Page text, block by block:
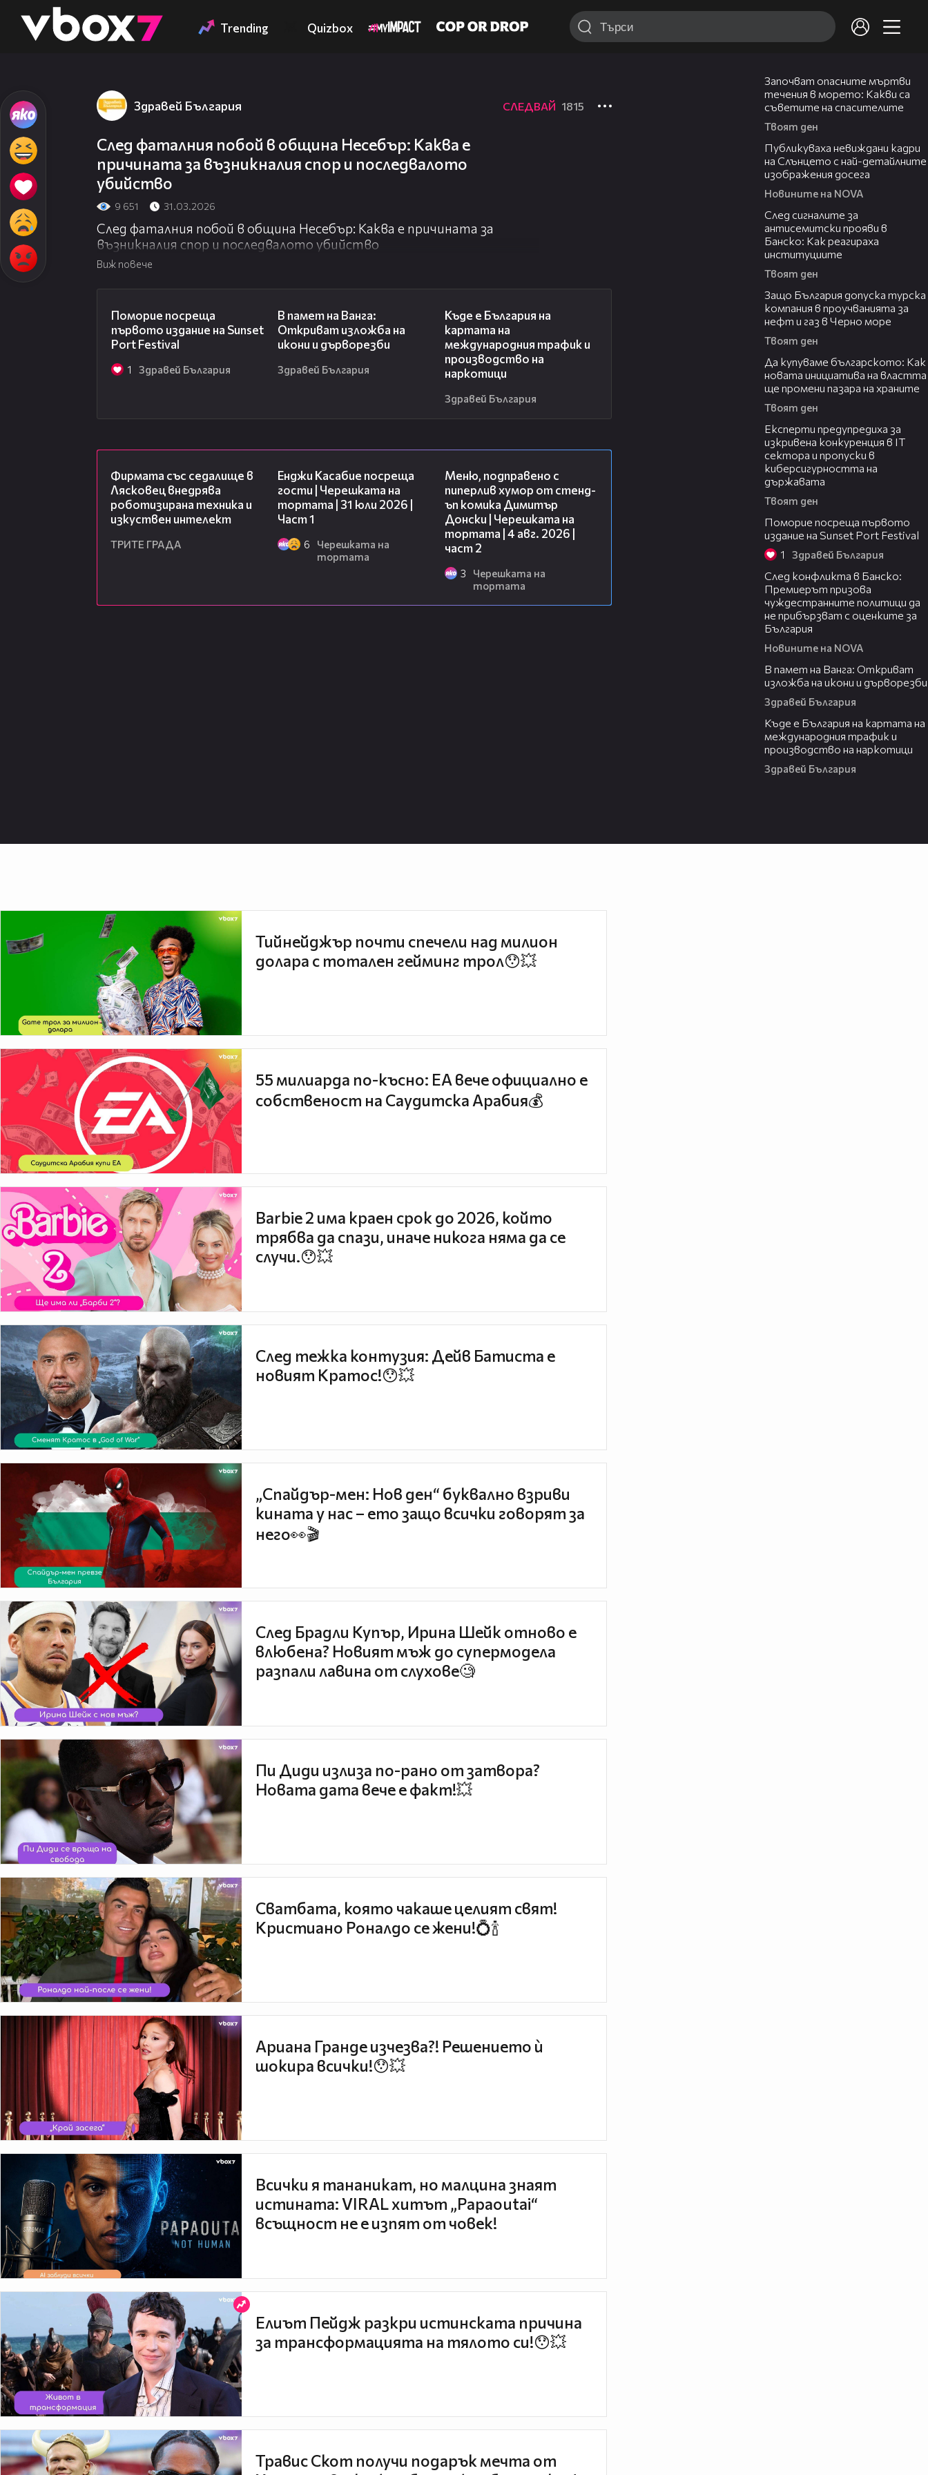
👾 Trending Quizbox
Здравей България СЛЕДВАЙ 1815
След фаталния побой в община Несебър: Каква е
причината за възникналия спор и последвалото
убийство
9 651 31.03.2026
След фаталния побой в община Несебър: Каква е причината за
възникналия спор и последвалото убийство
Виж повече
Поморие посреща
първото издание на Sunset
Port Festival
1 Здравей България
В памет на Ванга:
Откриват изложба на
икони и дърворезби
Здравей България
Къде е България на
картата на
международния трафик и
производство на
наркотици
Здравей България
Фирмата със седалище в
Лясковец внедрява
роботизирана техника и
изкуствен интелект
ТРИТЕ ГРАДА
Енджи Касабие посреща
гости | Черешката на
тортата | 31 юли 2026 |
Част 1
6
Черешката на
тортата
Меню, подправено с
пиперлив хумор от стенд-
ъп комика Димитър
Донски | Черешката на
тортата | 4 авг. 2026 |
част 2
3
Черешката на
тортата
Започват опасните мъртви
течения в морето: Какви са
съветите на спасителите
Твоят ден
Публикуваха невиждани кадри
на Слънцето с най-детайлните
изображения досега
Новините на NOVA
След сигналите за
антисемитски прояви в
Банско: Как реагираха
институциите
Твоят ден
Защо България допуска турска
компания в проучванията за
нефт и газ в Черно море
Твоят ден
Да купуваме българското: Как
новата инициатива на властта
ще промени пазара на храните
Твоят ден
Експерти предупредиха за
изкривена конкуренция в IT
сектора и пропуски в
киберсигурността на
държавата
Твоят ден
Поморие посреща първото
издание на Sunset Port Festival
1 Здравей България
След конфликта в Банско:
Премиерът призова
чуждестранните политици да
не прибързват с оценките за
България
Новините на NOVA
В памет на Ванга: Откриват
изложба на икони и дърворезби
Здравей България
Къде е България на картата на
международния трафик и
производство на наркотици
Здравей България
Тийнейджър почти спечели над милион
долара с тотален гейминг трол😯💥
55 милиарда по-късно: EA вече официално е
собственост на Саудитска Арабия💰
Barbie 2 има краен срок до 2026, който
трябва да спази, иначе никога няма да се
случи.😯💥
След тежка контузия: Дейв Батиста е
новият Кратос!😯💥
„Спайдър-мен: Нов ден“ буквално взриви
кината у нас – ето защо всички говорят за
него👀🎬
След Брадли Купър, Ирина Шейк отново е
влюбена? Новият мъж до супермодела
разпали лавина от слухове🧐
Пи Диди излиза по-рано от затвора?
Новата дата вече е факт!💥
Сватбата, която чакаше целият свят!
Кристиано Роналдо се жени!💍🍾
Ариана Гранде изчезва?! Решението ѝ
шокира всички!😯💥
Всички я тананикат, но малцина знаят
истината: VIRAL хитът „Papaoutai“
всъщност не е изпят от човек!
Елиът Пейдж разкри истинската причина
за трансформацията на тялото си!😯💥
Травис Скот получи подарък мечта от